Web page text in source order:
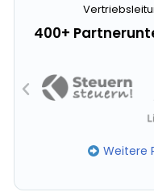
400+
Weitere